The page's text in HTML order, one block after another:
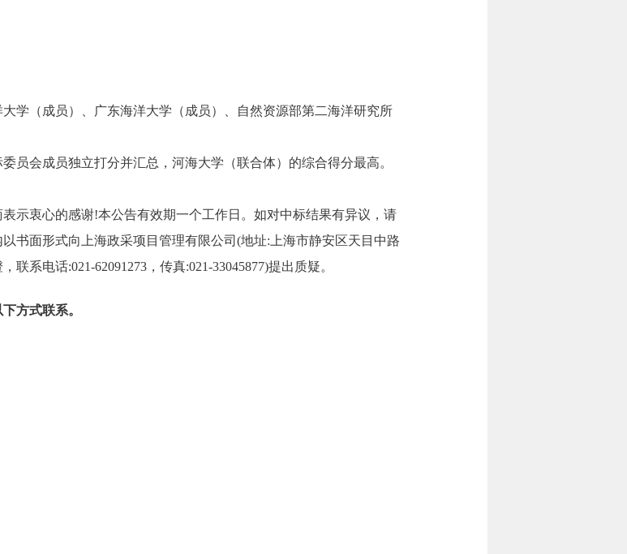
学（成员）、广东海洋大学（成员）、自然资源部第二海洋研究所
员会成员独立打分并汇总，河海大学（联合体）的综合得分最高。
示衷心的感谢!本公告有效期一个工作日。如对中标结果有异议，请
书面形式向上海政采项目管理有限公司(地址:上海市静安区天目中路
联系电话:021-62091273，传真:021-33045877)提出质疑。
方式联系。
号